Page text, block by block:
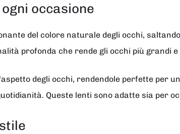
occasione
del colore naturale degli occhi,
profonda che rende gli occhi più grandi e
degli occhi, rendendole perfette per
Queste lenti sono adatte sia per